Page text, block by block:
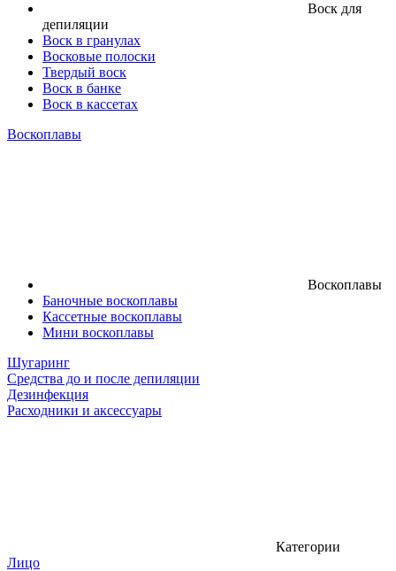
Воск для
депиляции
Воск в гранулах
Восковые полоски
Твердый воск
Воск в банке
Воск в кассетах
Воскоплавы
Воскоплавы
Баночные воскоплавы
Кассетные воскоплавы
Мини воскоплавы
Шугаринг
Средства до и после депиляции
Дезинфекция
Расходники и аксессуары
Категории
Лицо